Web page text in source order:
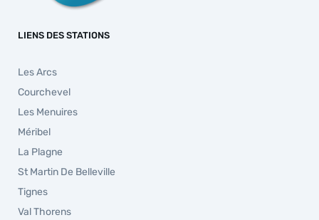
LIENS DES STATIONS
Les Arcs
Courchevel
Les Menuires
Méribel
La Plagne
St Martin De Belleville
Tignes
Val Thorens